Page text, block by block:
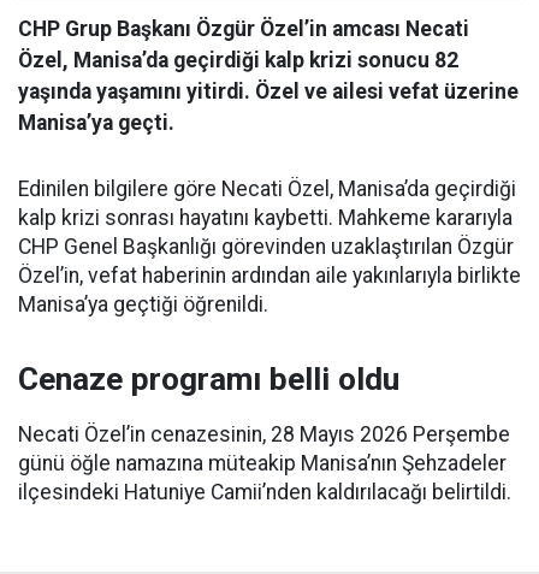
CHP Grup Başkanı Özgür Özel’in amcası Necati
Özel, Manisa’da geçirdiği kalp krizi sonucu 82
yaşında yaşamını yitirdi. Özel ve ailesi vefat üzerine
Manisa’ya geçti.
Edinilen bilgilere göre Necati Özel, Manisa’da geçirdiği
kalp krizi sonrası hayatını kaybetti. Mahkeme kararıyla
CHP Genel Başkanlığı görevinden uzaklaştırılan Özgür
Özel’in, vefat haberinin ardından aile yakınlarıyla birlikte
Manisa’ya geçtiği öğrenildi.
Cenaze programı belli oldu
Necati Özel’in cenazesinin, 28 Mayıs 2026 Perşembe
günü öğle namazına müteakip Manisa’nın Şehzadeler
ilçesindeki Hatuniye Camii’nden kaldırılacağı belirtildi.